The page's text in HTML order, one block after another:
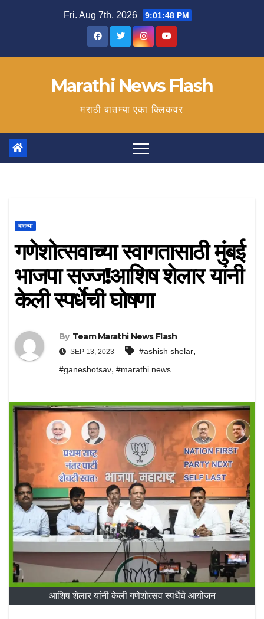
Fri. Aug 7th, 2026 9:01:49 PM
Marathi News Flash
मराठी बातम्या एका क्लिकवर
बातम्या
गणेशोत्सवाच्या स्वागतासाठी मुंबई
भाजपा सज्ज!आशिष शेलार यांनी
केली स्पर्धेची घोषणा
By Team Marathi News Flash
SEP 13, 2023 #ashish shelar,
#ganeshotsav, #marathi news
आशिष शेलार यांनी केली गणेशोत्सव स्पर्धेचे आयोजन